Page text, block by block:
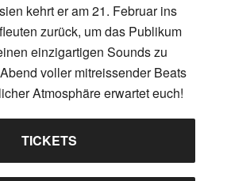
kehrt er am 21. Februar ins
zurück, um das Publikum
einzigartigen Sounds zu
voller mitreissender Beats
Atmosphäre erwartet euch!
TICKETS